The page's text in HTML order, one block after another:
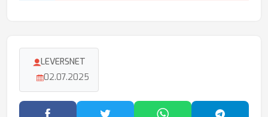
LEVERSNET
02.07.2025